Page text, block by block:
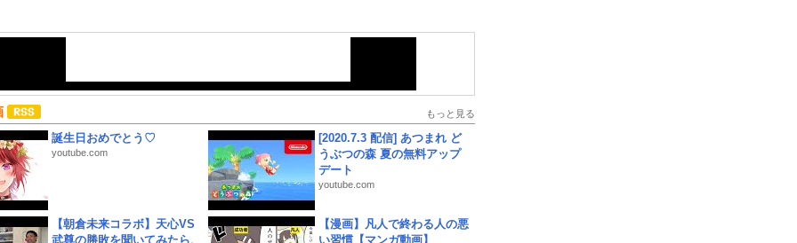
もっと見る
誕生日おめでとう♡
youtube.com
[2020.7.3 配信] あつまれ ど
うぶつの森 夏の無料アップ
デート
youtube.com
【朝倉未来コラボ】天心VS
武尊の勝敗を聞いてみたら、
【漫画】凡人で終わる人の悪
い習慣【マンガ動画】